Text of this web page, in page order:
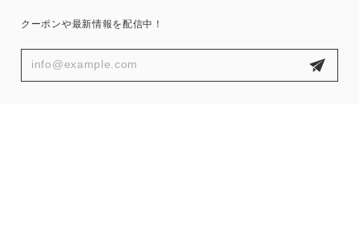
クーポンや最新情報を配信中！